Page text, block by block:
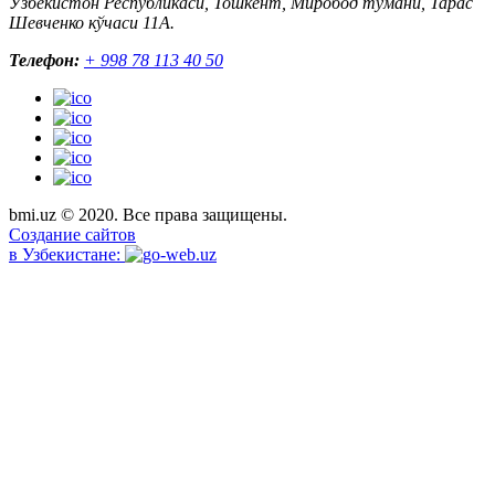
Шевченко кўчаси 11А.
Телефон: + 998 78 113 40 50
bmi.uz © 2020. Все права защищены.
Создание сайтов
в Узбекистане: